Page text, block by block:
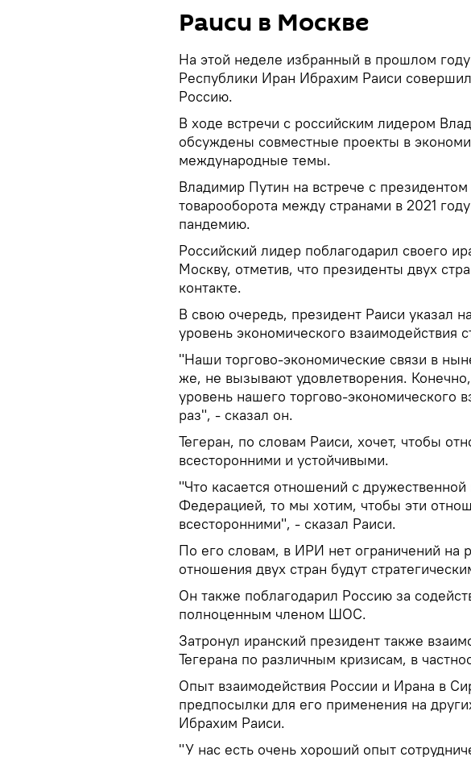
Раиси в Москве
На этой неделе избранный в прошлом
Республики Иран Ибрахим Раиси
Россию.
В ходе встречи с российским лидером
обсуждены совместные проекты в
международные темы.
Владимир Путин на встрече с
товарооборота между странами в 2021
пандемию.
Российский лидер поблагодарил своего
Москву, отметив, что президенты двух
контакте.
В свою очередь, президент Раиси указал
уровень экономического взаимодействия
"Наши торгово-экономические связи в
же, не вызывают удовлетворения.
уровень нашего торгово-экономического
раз", - сказал он.
Тегеран, по словам Раиси, хочет, чтобы
всесторонними и устойчивыми.
"Что касается отношений с
Федерацией, то мы хотим, чтобы эти
всесторонними", - сказал Раиси.
По его словам, в ИРИ нет ограничений на
отношения двух стран будут
Он также поблагодарил Россию за
полноценным членом ШОС.
Затронул иранский президент также
Тегерана по различным кризисам, в
Опыт взаимодействия России и Ирана в
предпосылки для его применения на
Ибрахим Раиси.
"У нас есть очень хороший опыт